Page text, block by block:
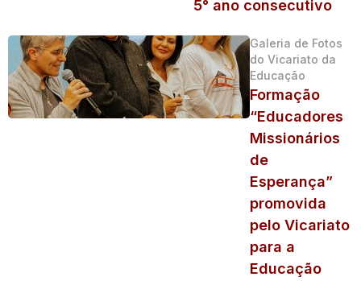
5° ano consecutivo
Galeria de Fotos
do Vicariato da
Educação
Formação
“Educadores
Missionários
de
Esperança”
promovida
pelo Vicariato
para a
Educação